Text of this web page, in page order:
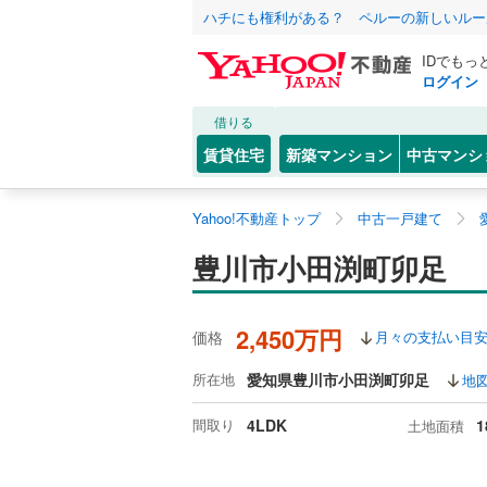
ハチにも権利がある？ ペルーの新しいル
IDでもっ
ログイン
借りる
賃貸住宅 新築マンション 中古マンシ
Yahoo!不動産トップ 中古一戸建て
豊川市小田渕町卯足
価格 2,450万円 月々の支払い目
所在地 愛知県豊川市小田渕町卯足 地
間取り 4LDK 土地面積